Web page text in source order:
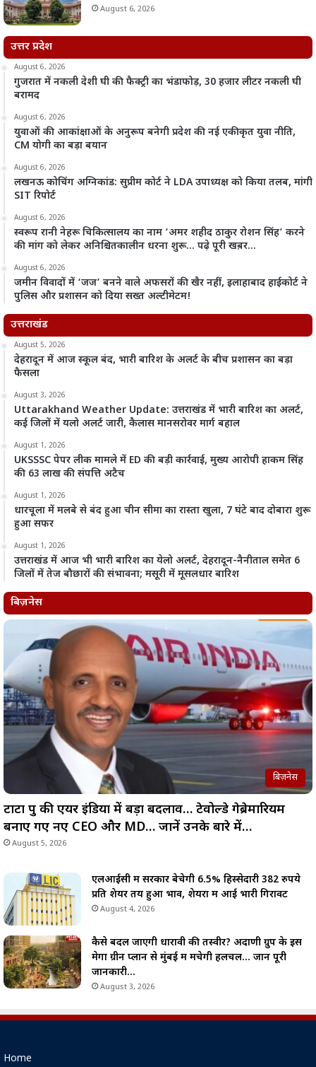
August 6, 2026
उत्तर प्रदेश
August 6, 2026
गुजरात में नकली देशी घी की फैक्ट्री का भंडाफोड़, 30 हजार लीटर नकली घी
बरामद
August 6, 2026
युवाओं की आकांक्षाओं के अनुरूप बनेगी प्रदेश की नई एकीकृत युवा नीति,
CM योगी का बड़ा बयान
August 6, 2026
लखनऊ कोचिंग अग्निकांड: सुप्रीम कोर्ट ने LDA उपाध्यक्ष को किया तलब, मांगी
SIT रिपोर्ट
August 6, 2026
स्वरूप रानी नेहरू चिकित्सालय का नाम ‘अमर शहीद ठाकुर रोशन सिंह’ करने
की मांग को लेकर अनिश्चितकालीन धरना शुरू… पढ़े पूरी खब़र…
August 6, 2026
जमीन विवादों में ‘जज’ बनने वाले अफसरों की खैर नहीं, इलाहाबाद हाईकोर्ट ने
पुलिस और प्रशासन को दिया सख्त अल्टीमेटम!
उत्तराखंड
August 5, 2026
देहरादून में आज स्कूल बंद, भारी बारिश के अलर्ट के बीच प्रशासन का बड़ा
फैसला
August 3, 2026
Uttarakhand Weather Update: उत्तराखंड में भारी बारिश का अलर्ट,
कई जिलों में यलो अलर्ट जारी, कैलास मानसरोवर मार्ग बहाल
August 1, 2026
UKSSSC पेपर लीक मामले में ED की बड़ी कार्रवाई, मुख्य आरोपी हाकम सिंह
की 63 लाख की संपत्ति अटैच
August 1, 2026
धारचूला में मलबे से बंद हुआ चीन सीमा का रास्ता खुला, 7 घंटे बाद दोबारा शुरू
हुआ सफर
August 1, 2026
उत्तराखंड में आज भी भारी बारिश का येलो अलर्ट, देहरादून-नैनीताल समेत 6
जिलों में तेज बौछारों की संभावना; मसूरी में मूसलधार बारिश
बिज़नेस
बिज़नेस
टाटा ग्रुप की एयर इंडिया में बड़ा बदलाव… टेवोल्डे गेब्रेमारियम
बनाए गए नए CEO और MD… जानें उनके बारे में…
August 5, 2026
एलआईसी में सरकार बेचेगी 6.5% हिस्सेदारी 382 रुपये
प्रति शेयर तय हुआ भाव, शेयरों में आई भारी गिरावट
August 4, 2026
कैसे बदल जाएगी धारावी की तस्वीर? अदाणी ग्रुप के इस
मेगा ग्रीन प्लान से मुंबई में मचेगी हलचल… जानें पूरी
जानकारी…
August 3, 2026
Home